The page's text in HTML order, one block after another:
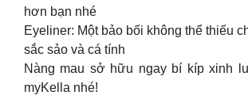
hơn bạn nhé
Eyeliner: Một bảo bối không thể thiếu
sắc sảo và cá tính
Nàng mau sở hữu ngay bí kíp xinh
myKella nhé!